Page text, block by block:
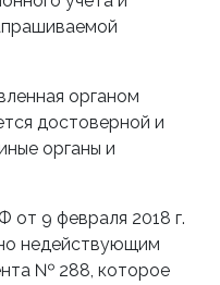
органом
достоверной и
органы и
от 9 февраля 2018 г.
недействующим
№ 288, которое